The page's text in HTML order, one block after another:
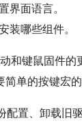
界面语言。
装哪些组件。
和键鼠固件的
单的按键宏的
配置、卸载旧